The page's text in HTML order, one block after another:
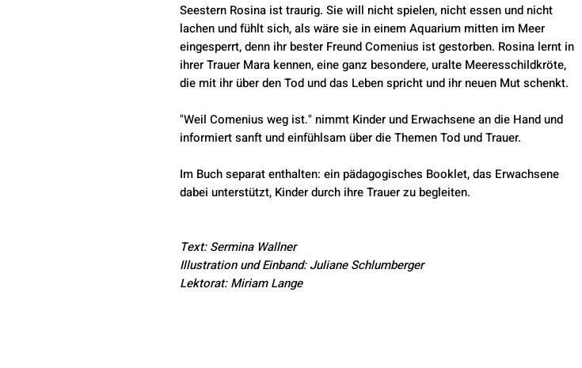
Seestern Rosina ist traurig. Sie will nicht spielen, nicht essen und nicht
lachen und fühlt sich, als wäre sie in einem Aquarium mitten im Meer
eingesperrt, denn ihr bester Freund Comenius ist gestorben. Rosina lernt in
ihrer Trauer Mara kennen, eine ganz besondere, uralte Meeresschildkröte,
die mit ihr über den Tod und das Leben spricht und ihr neuen Mut schenkt.
"Weil Comenius weg ist." nimmt Kinder und Erwachsene an die Hand und
informiert sanft und einfühlsam über die Themen Tod und Trauer.
Im Buch separat enthalten: ein pädagogisches Booklet, das Erwachsene
dabei unterstützt, Kinder durch ihre Trauer zu begleiten.
Text: Sermina Wallner
Illustration und Einband: Juliane Schlumberger
Lektorat: Miriam Lange